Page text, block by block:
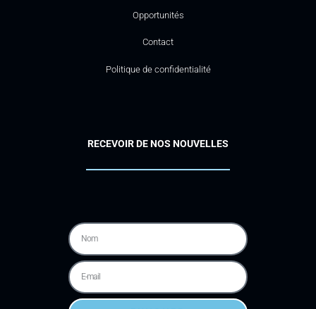
Opportunités
Contact
Politique de confidentialité
RECEVOIR DE NOS NOUVELLES